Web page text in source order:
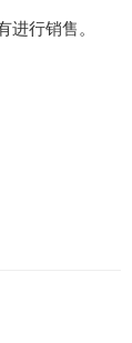
行销售。